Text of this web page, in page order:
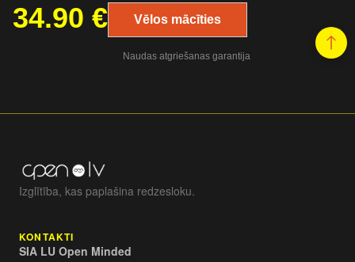
34.90 € Vēlos mācīties
Naudas atgriešanas garantija
Izglītība, kas paplašina redzesloku.
KONTAKTI
SIA LU Open Minded